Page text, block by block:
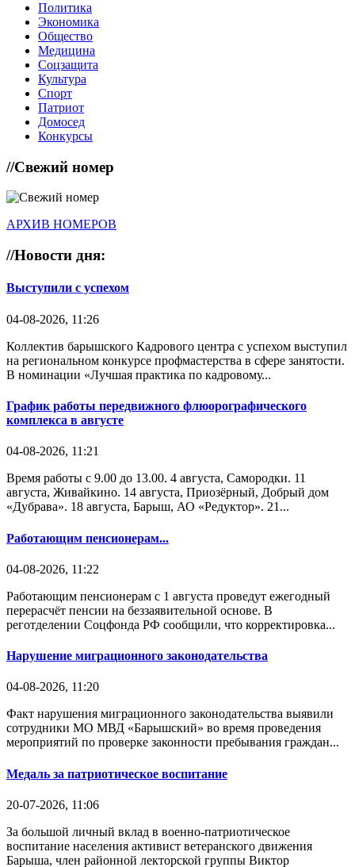
Политика
Экономика
Общество
Медицина
Соцзащита
Культура
Спорт
Патриот
Домосед
Конкурсы
//Свежий номер
АРХИВ НОМЕРОВ
//Новости дня:
Выступили с успехом
04-08-2026, 11:26
Коллектив барышского Кадрового центра с успехом выступил
на региональном конкурсе профмастерства в сфере занятости.
В номинации «Лучшая практика по кадровому...
График работы передвижного флюорографического
комплекса в августе
04-08-2026, 11:21
Время работы с 9.00 до 13.00. 4 августа, Самородки. 11
августа, Живайкино. 14 августа, Приозёрный, Добрый дом
«Дубрава». 18 августа, Барыш, АО «Редуктор». 21...
Работающим пенсионерам...
04-08-2026, 11:22
Работающим пенсионерам с 1 августа проведут ежегодный
перерасчёт пенсии на беззаявительной основе. В
реготделении Соцфонда РФ сообщили, что корректировка...
Нарушение миграционного законодательства
04-08-2026, 11:20
Факт нарушения миграционного законодательства выявили
сотрудники МО МВД «Барышский» во время проведения
мероприятий по проверке законности пребывания граждан...
Медаль за патриотическое воспитание
20-07-2026, 11:06
За большой личный вклад в военно-патриотическое
воспитание населения активист ветеранского движения
Барыша, член районной лекторской группы Виктор